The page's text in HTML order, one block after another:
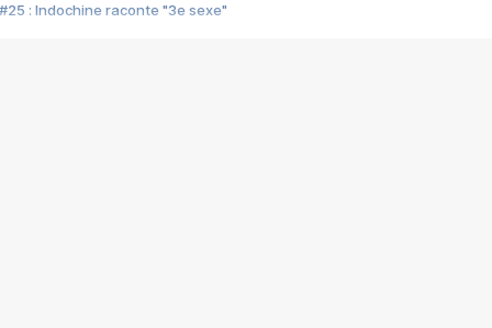
#25 : Indochine raconte "3e sexe"